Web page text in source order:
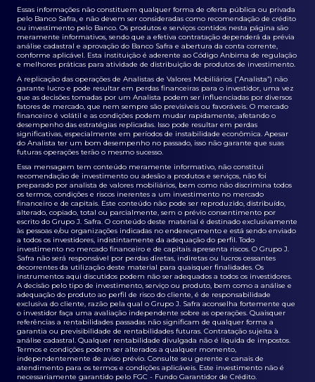
Essas informações não constituem qualquer forma de oferta pública ou privada
pelo Banco Safra, e não devem ser consideradas como recomendação de crédito
ou investimento pelo Banco. Os produtos e serviços contidos nesta página são
meramente informativos, sendo que a efetiva contratação dependerá da prévia
análise cadastral e aprovação do Banco Safra e abertura da conta corrente,
conforme aplicável. Esta instituição é aderente ao Código Anbima de regulação
e melhores práticas para atividade de distribuição de produtos de investimento.
A replicação das operações de Analistas de Valores Mobiliários (“Analista”) não
garante lucro e pode resultar em perdas financeiras para o investidor, uma vez
que as decisões tomadas por um Analista podem ser influenciadas por diversos
fatores de mercado, que nem sempre são previsíveis ou favoráveis. O mercado
financeiro é volátil e as condições podem mudar rapidamente, afetando o
desempenho das estratégias replicadas. Isso pode resultar em perdas
significativas, especialmente em períodos de instabilidade econômica. Apesar
do Analista ter um bom desempenho no passado, isso não garante que suas
futuras operações terão o mesmo sucesso.
Essa mensagem tem conteúdo meramente informativo, não constitui
recomendação de investimento ou adesão a produtos e serviços, não foi
preparado por analista de valores mobiliários, bem como não discrimina todos
os termos, condições e riscos inerentes a um investimento no mercado
financeiro e de capitais. Este conteúdo não pode ser reproduzido, distribuído,
alterado, copiado, total ou parcialmente, sem o prévio consentimento por
escrito do Grupo J. Safra. O conteúdo deste material é destinado exclusivamente
às pessoas e/ou organizações indicadas no endereçamento e está sendo enviado
a todos os investidores, indistintamente da adequação do perfil. Todo
investimento no mercado financeiro e de capitais apresenta riscos. O Grupo J.
Safra não será responsável por perdas diretas, indiretas ou lucros cessantes
decorrentes da utilização deste material para quaisquer finalidades. Os
instrumentos aqui discutidos podem não ser adequados a todos os investidores.
A decisão pelo tipo de investimento, serviço ou produto, bem como a análise e
adequação do produto ao perfil de risco do cliente, é de responsabilidade
exclusiva do cliente, razão pela qual o Grupo J. Safra aconselha fortemente que
o investidor faça uma avaliação independente sobre as operações. Quaisquer
referências a rentabilidades passadas não significam de qualquer forma a
garantia ou previsibilidade de rentabilidades futuras. Contratação sujeita à
análise cadastral. Qualquer rentabilidade divulgada não é líquida de impostos.
Termos e condições podem ser alterados a qualquer momento,
independentemente de aviso prévio. Consulte seu gerente e canais de
atendimento para os termos e condições aplicáveis. Este investimento não é
necessariamente garantido pelo FGC - Fundo Garantidor de Crédito.